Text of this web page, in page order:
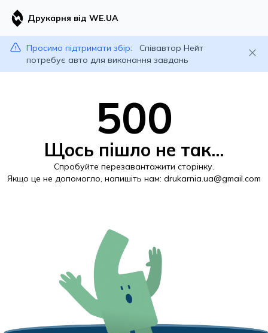
Друкарня від WE.UA
Просимо підтримати збір:
Співавтор Нейт
потребує авто для виконання завдань
500
Щось пішло не так...
Спробуйте перезавантажити сторінку.
Якщо це не допомогло, напишіть нам: drukarnia.ua@gmail.com